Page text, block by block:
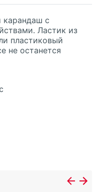
карандаш с
Ластик из
пластиковый
не останется